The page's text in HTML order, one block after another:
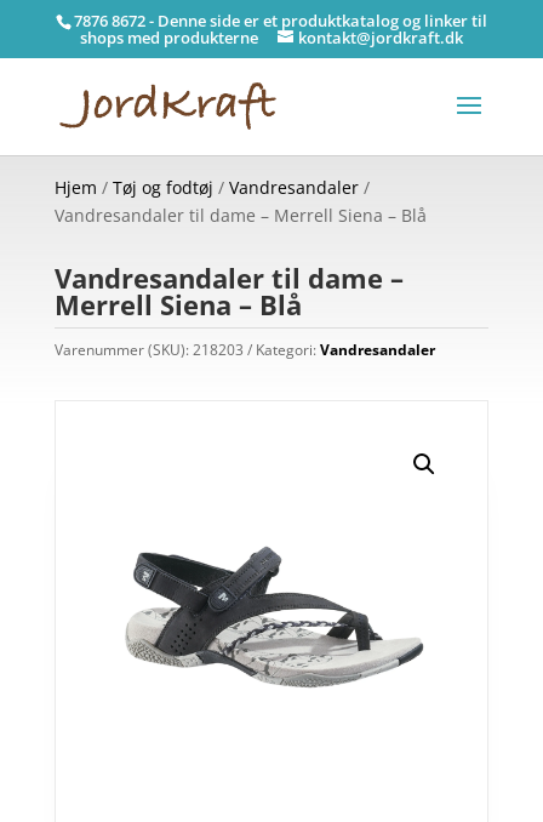
7876 8672 - Denne side er et produktkatalog og linker til
shops med produkterne kontakt@jordkraft.dk
Hjem / Tøj og fodtøj / Vandresandaler/
Vandresandaler til dame – Merrell Siena – Blå
Vandresandaler til dame –
Merrell Siena – Blå
Varenummer (SKU):218203 Kategori:Vandresandaler